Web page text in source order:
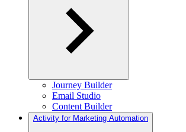
Journey Builder
Email Studio
Content Builder
Activity for Marketing Automation